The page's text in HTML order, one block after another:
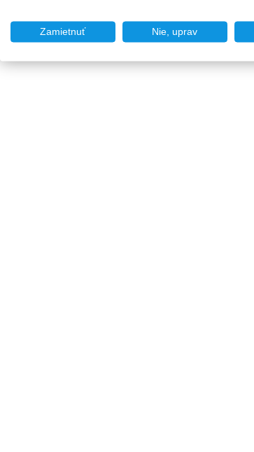
Zamietnuť Nie, uprav